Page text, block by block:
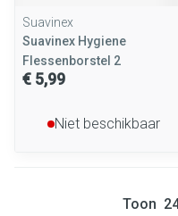
Suavinex
Suavinex Hygiene
Flessenborstel 2
€ 5,99
Niet beschikbaar
Toon